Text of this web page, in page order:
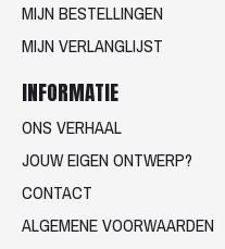
MIJN BESTELLINGEN
MIJN VERLANGLIJST
INFORMATIE
ONS VERHAAL
JOUW EIGEN ONTWERP?
CONTACT
ALGEMENE VOORWAARDEN